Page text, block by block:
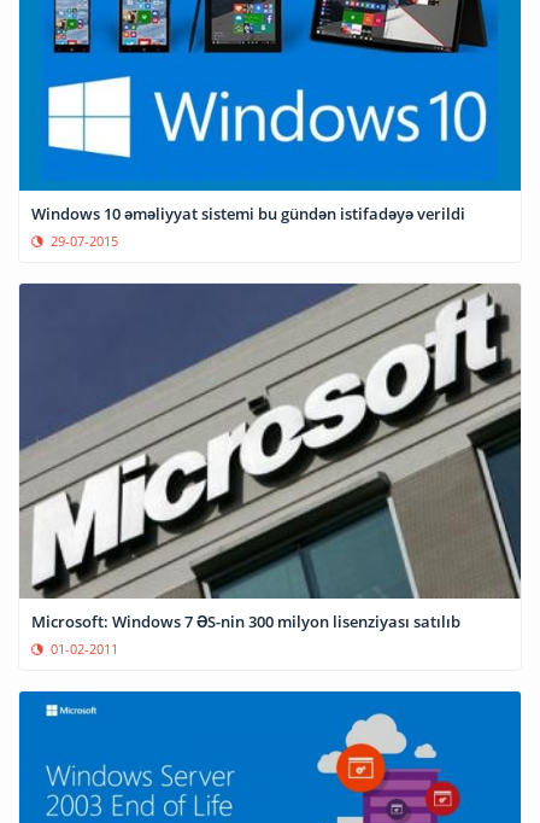
Windows 10 əməliyyat sistemi bu gündən istifadəyə verildi
29-07-2015
Microsoft: Windows 7 ƏS-nin 300 milyon lisenziyası satılıb
01-02-2011